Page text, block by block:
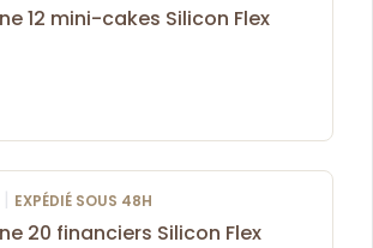
12 mini-cakes Silicon Flex
| EXPÉDIÉ SOUS 48H
20 financiers Silicon Flex